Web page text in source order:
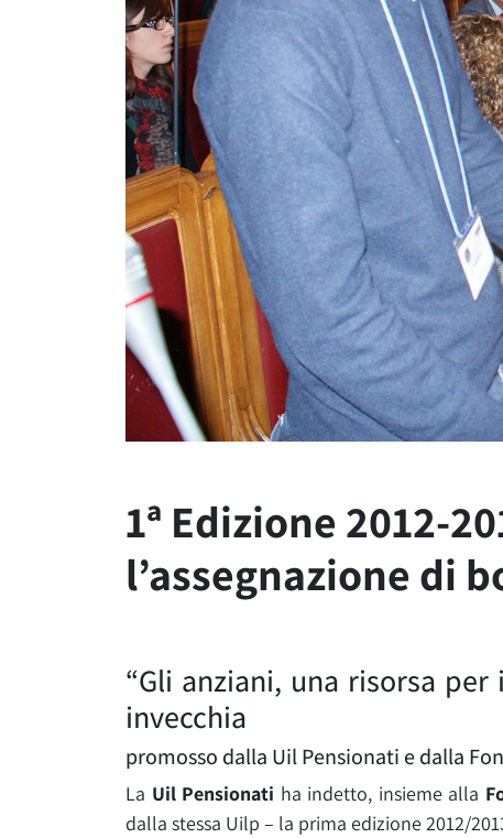
1ª Edizione 2012-
l’assegnazione di
“Gli anziani, una risorsa per
invecchia
promosso dalla Uil Pensionati e dalla
La Uil Pensionati ha indetto, insieme alla
dalla stessa Uilp – la prima edizione 2012/